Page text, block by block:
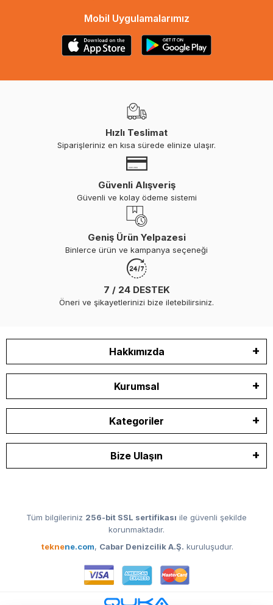
Mobil Uygulamalarımız
Hızlı Teslimat
Siparişleriniz en kısa sürede elinize ulaşır.
Güvenli Alışveriş
Güvenli ve kolay ödeme sistemi
Geniş Ürün Yelpazesi
Binlerce ürün ve kampanya seçeneği
7 / 24 DESTEK
Öneri ve şikayetlerinizi bize iletebilirsiniz.
Hakkımızda
Kurumsal
Kategoriler
Bize Ulaşın
Tüm bilgileriniz 256-bit SSL sertifikası ile güvenli şekilde
korunmaktadır.
teknene.com, Cabar Denizcilik A.Ş. kuruluşudur.